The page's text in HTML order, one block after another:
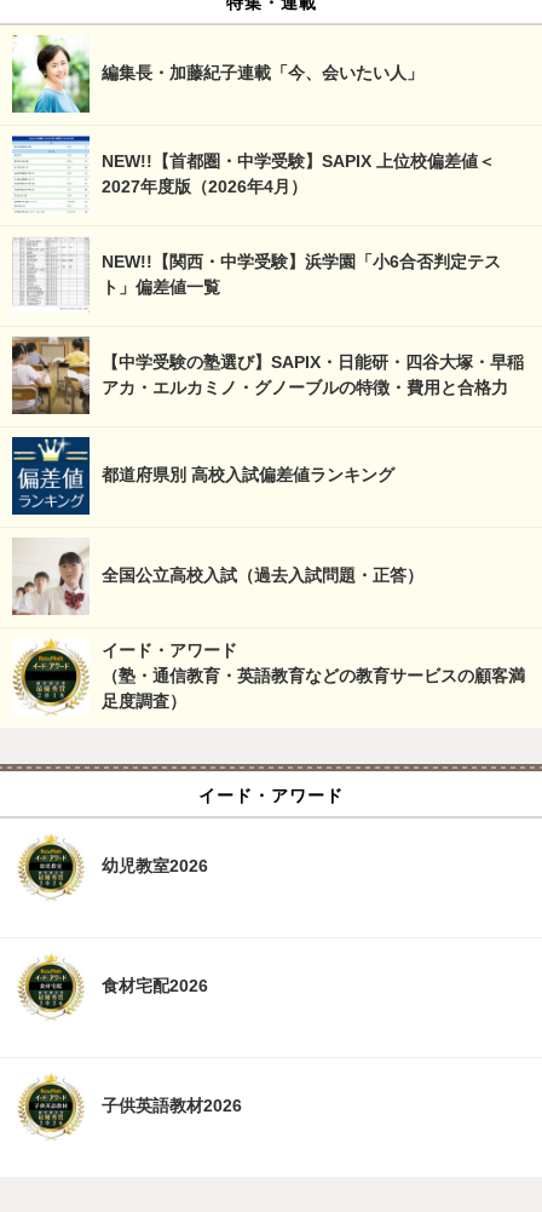
編集長・加藤紀子連載「今、会いたい人」
NEW!!【首都圏・中学受験】SAPIX 上位校偏差値＜
2027年度版（2026年4月）
NEW!!【関西・中学受験】浜学園「小6合否判定テス
ト」偏差値一覧
【中学受験の塾選び】SAPIX・日能研・四谷大塚・早稲
アカ・エルカミノ・グノーブルの特徴・費用と合格力
都道府県別 高校入試偏差値ランキング
全国公立高校入試（過去入試問題・正答）
イード・アワード
（塾・通信教育・英語教育などの教育サービスの顧客満
足度調査）
イード・アワード
幼児教室2026
食材宅配2026
子供英語教材2026